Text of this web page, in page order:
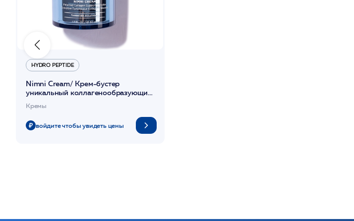
HYDRO PEPTIDE
Nimni Cream/ Крем-бустер
уникальный коллагенообразующий
50 мл /HP*
Кремы
войдите чтобы увидеть цены